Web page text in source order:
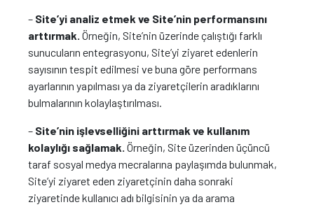
– Site’yi analiz etmek ve Site’nin performansını
arttırmak. Örneğin, Site’nin üzerinde çalıştığı farklı
sunucuların entegrasyonu, Site’yi ziyaret edenlerin
sayısının tespit edilmesi ve buna göre performans
ayarlarının yapılması ya da ziyaretçilerin aradıklarını
bulmalarının kolaylaştırılması.
– Site’nin işlevselliğini arttırmak ve kullanım
kolaylığı sağlamak. Örneğin, Site üzerinden üçüncü
taraf sosyal medya mecralarına paylaşımda bulunmak,
Site’yi ziyaret eden ziyaretçinin daha sonraki
ziyaretinde kullanıcı adı bilgisinin ya da arama